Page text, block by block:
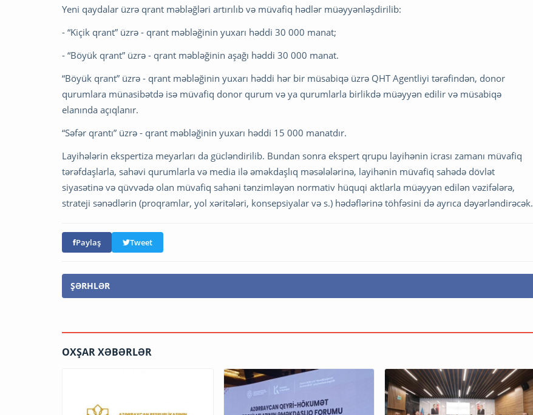
Yeni qaydalar üzrə qrant məbləğləri artırılıb və müvafiq hədlər müəyyənləşdirilib:
- “Kiçik qrant” üzrə - qrant məbləğinin yuxarı həddi 30 000 manat;
- “Böyük qrant” üzrə - qrant məbləğinin aşağı həddi 30 000 manat.
“Böyük qrant” üzrə - qrant məbləğinin yuxarı həddi hər bir müsabiqə üzrə QHT Agentliyi tərəfindən, donor
qurumlara münasibətdə isə müvafiq donor qurum və ya qurumlarla birlikdə müəyyən edilir və müsabiqə
elanında açıqlanır.
“Səfər qrantı” üzrə - qrant məbləğinin yuxarı həddi 15 000 manatdır.
Layihələrin ekspertiza meyarları da gücləndirilib. Bundan sonra ekspert qrupu layihənin icrası zamanı müvafiq
tərəfdaşlarla, sahəvi qurumlarla və media ilə əməkdaşlıq məsələlərinə, layihənin müvafiq sahədə dövlət
siyasətinə və qüvvədə olan müvafiq sahəni tənzimləyən normativ hüquqi aktlarla müəyyən edilən vəzifələrə,
strateji sənədlərin (proqramlar, yol xəritələri, konsepsiyalar və s.) hədəflərinə töhfəsini də ayrıca dəyərləndirəcək.
Paylaş Tweet
ŞƏRHLƏR
OXŞAR XƏBƏRLƏR